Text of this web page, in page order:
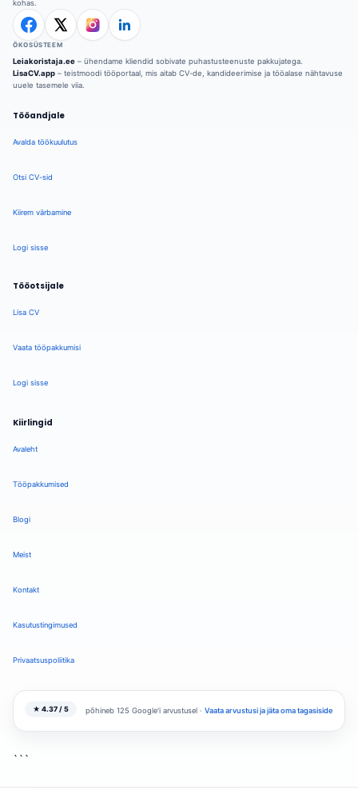
kohas.
ÖKOSÜSTEEM
Leiakoristaja.ee – ühendame kliendid sobivate puhastusteenuste pakkujatega.
LisaCV.app – teistmoodi tööportaal, mis aitab CV-de, kandideerimise ja tööalase nähtavuse
uuele tasemele viia.
Tööandjale
Avalda töökuulutus
Otsi CV-sid
Kiirem värbamine
Logi sisse
Tööotsijale
Lisa CV
Vaata tööpakkumisi
Logi sisse
Kiirlingid
Avaleht
Tööpakkumised
Blogi
Meist
Kontakt
Kasutustingimused
Privaatsuspoliitika
★ 4.37 / 5 põhineb 125 Google'i arvustusel · Vaata arvustusi ja jäta oma tagasiside
```